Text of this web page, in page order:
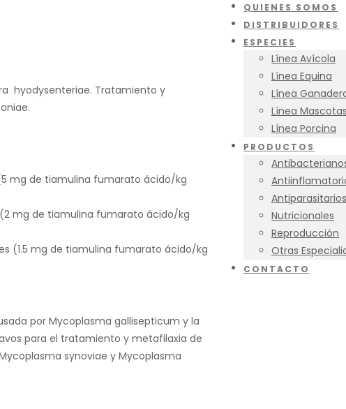
QUIENES SOMOS
DISTRIBUIDORES
ESPECIES
Línea Avícola
Línea Equina
Línea
Línea Mascotas
Línea Porcina
PRODUCTOS
Antiparasitarios
Nutricionales
Reproducción
Otras
CONTACTO
hyodysenteriae. Tratamiento y
mg de tiamulina fumarato ácido/kg
mg de tiamulina fumarato ácido/kg
(1.5 mg de tiamulina fumarato ácido/kg
por Mycoplasma gallisepticum y la
para el tratamiento y metafilaxia de
synoviae y Mycoplasma